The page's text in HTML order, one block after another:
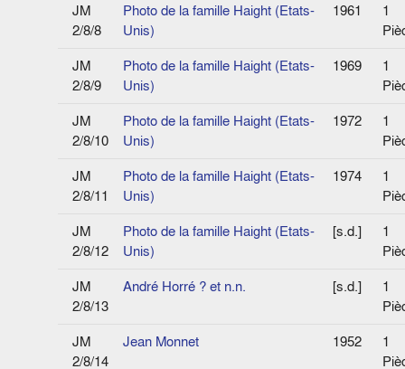
JM
2/8/8
Photo de la famille Haight (Etats-
Unis)
1961
1
JM
2/8/9
Photo de la famille Haight (Etats-
Unis)
1969
1
JM
2/8/10
Photo de la famille Haight (Etats-
Unis)
1972
1
JM
2/8/11
Photo de la famille Haight (Etats-
Unis)
1974
1
JM
2/8/12
Photo de la famille Haight (Etats-
Unis)
[s.d.]
1
JM
2/8/13
André Horré ? et n.n. [s.d.]
1
JM
2/8/14
Jean Monnet 1952
1